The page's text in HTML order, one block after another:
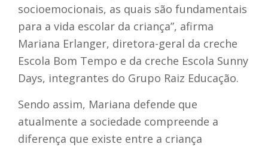
socioemocionais, as quais são fundamentais
para a vida escolar da criança”, afirma
Mariana Erlanger, diretora-geral da creche
Escola Bom Tempo e da creche Escola Sunny
Days, integrantes do Grupo Raiz Educação.
Sendo assim, Mariana defende que
atualmente a sociedade compreende a
diferença que existe entre a criança